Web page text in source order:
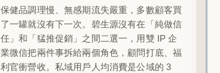
保健品調理慢、無感期流失嚴重，多數顧客買
了一罐就沒有下一次。碧生源沒有在「純做信
任」和「猛推促銷」之間二選一，用雙 IP 企
業微信把兩件事拆給兩個角色，顧問打底、福
利官衝營收。私域用戶人均消費是公域的 3